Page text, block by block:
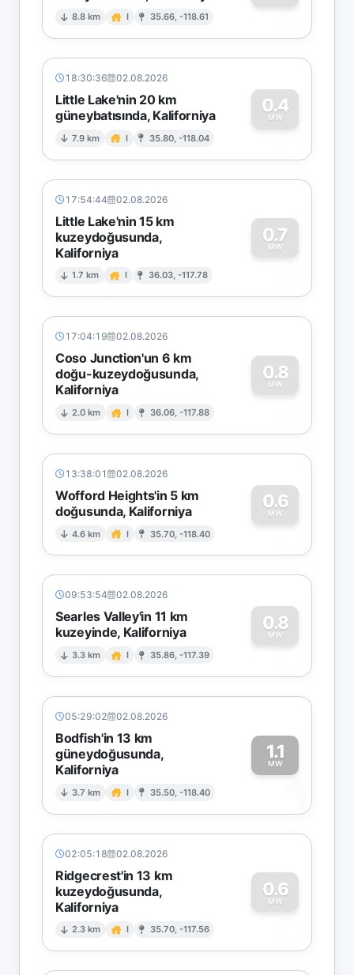
8.8 km I 35.66, -118.61 0
18:30:36 02.08.2026
Little Lake'nin 20 km
güneybatısında, Kaliforniya
7.9 km I 35.80, -118.04
0.4
MW
0
17:54:44 02.08.2026
Little Lake'nin 15 km
kuzeydoğusunda,
Kaliforniya
1.7 km I 36.03, -117.78
0.7
MW
0
17:04:19 02.08.2026
Coso Junction'un 6 km
doğu-kuzeydoğusunda,
Kaliforniya
2.0 km I 36.06, -117.88
0.8
MW
0
13:38:01 02.08.2026
Wofford Heights'in 5 km
doğusunda, Kaliforniya
4.6 km I 35.70, -118.40
0.6
MW
0
09:53:54 02.08.2026
Searles Valley'in 11 km
kuzeyinde, Kaliforniya
3.3 km I 35.86, -117.39
0.8
MW
0
05:29:02 02.08.2026
Bodfish'in 13 km
güneydoğusunda,
Kaliforniya
3.7 km I 35.50, -118.40
1.1
MW
1
02:05:18 02.08.2026
Ridgecrest'in 13 km
kuzeydoğusunda,
Kaliforniya
2.3 km I 35.70, -117.56
0.6
MW
0